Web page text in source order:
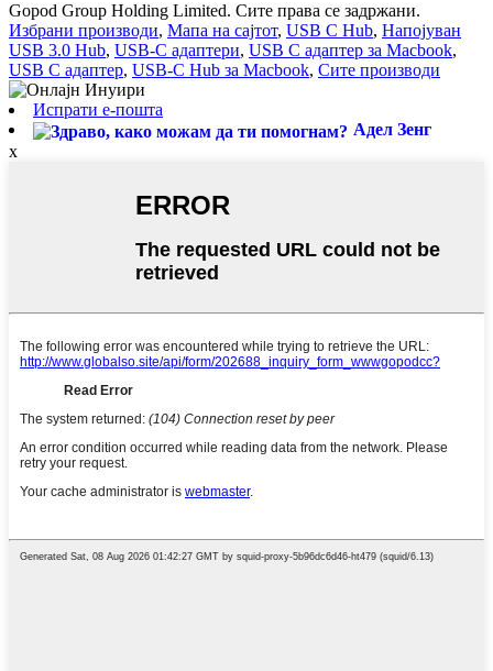
Gopod Group Holding Limited. Сите права се задржани.
Избрани производи, Мапа на сајтот, USB C Hub, Напојуван
USB 3.0 Hub, USB-C адаптери, USB C адаптер за Macbook,
USB C адаптер, USB-C Hub за Macbook, Сите производи
Испрати е-пошта
Адел Зенг
x